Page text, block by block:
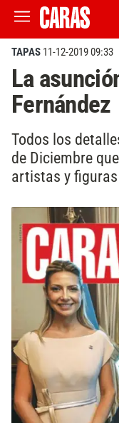
TAPAS 11-12-2019 09:33
La
Fernández
Todos los
de Diciembre
artistas y